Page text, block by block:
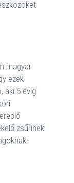
magyar
ezek
aki 5 évig
zsűrinek